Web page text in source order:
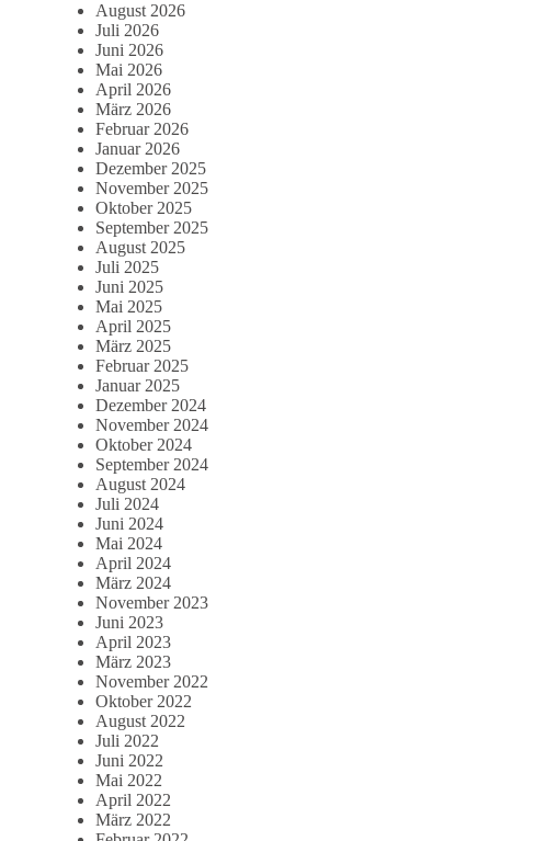
August 2026
Juli 2026
Juni 2026
Mai 2026
April 2026
März 2026
Februar 2026
Januar 2026
Dezember 2025
November 2025
Oktober 2025
September 2025
August 2025
Juli 2025
Juni 2025
Mai 2025
April 2025
März 2025
Februar 2025
Januar 2025
Dezember 2024
November 2024
Oktober 2024
September 2024
August 2024
Juli 2024
Juni 2024
Mai 2024
April 2024
März 2024
November 2023
Juni 2023
April 2023
März 2023
November 2022
Oktober 2022
August 2022
Juli 2022
Juni 2022
Mai 2022
April 2022
März 2022